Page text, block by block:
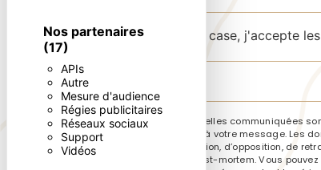
Nos partenaires
(17)
APIs
Autre
Mesure d'audience
Régies publicitaires
Réseaux sociaux
Support
Vidéos
En cochant cette case, j'accepte
** Les données personnelles communiquées
le seul but de répondre à votre message. Les
de portabilité, de limitation, d’opposition, de
sort de vos données post-mortem. Vous